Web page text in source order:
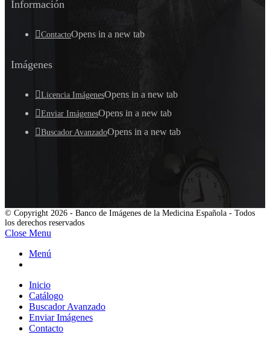
Información
ContactoOpens in a new tab
Imágenes
Licencia ImágenesOpens in a new tab
Enviar ImágenesOpens in a new tab
Buscador AvanzadoOpens in a new tab
© Copyright 2026 - Banco de Imágenes de la Medicina Española - Todos
los derechos reservados
Close Menu
Menú
Inicio
Catálogo
Buscador Avanzado
Enviar Imágenes
Contacto